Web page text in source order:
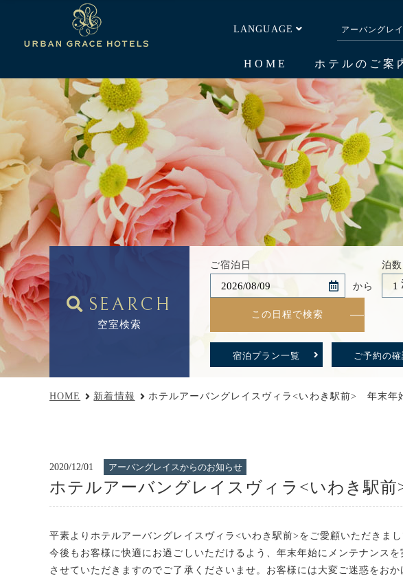
LANGUAGE アーバングレ
HOME ホテルのご案
SEARCH
空室検索
ご宿泊日
から
泊数
この日程で検索
宿泊プラン一覧 ご予約の
HOME 新着情報 ホテルアーバングレイスヴィラ<いわき駅前> 年末年
2020/12/01 アーバングレイスからのお知らせ
ホテルアーバングレイスヴィラ<いわき駅
平素よりホテルアーバングレイスヴィラ<いわき駅前>をご愛顧いただきま
今後もお客様に快適にお過ごしいただけるよう、年末年始にメンテナンス
させていただきますのでご了承くださいませ。お客様には大変ご迷惑をお